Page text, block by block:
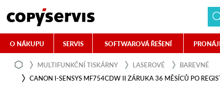
O NÁKUPU SERVIS SOFTWAROVÁ ŘEŠENÍ
MULTIFUNKČNÍ TISKÁRNY LASEROVÉ
BAREVNÉ
CANON I-SENSYS MF754CDW II ZÁRUKA 36 MĚSÍCŮ PO